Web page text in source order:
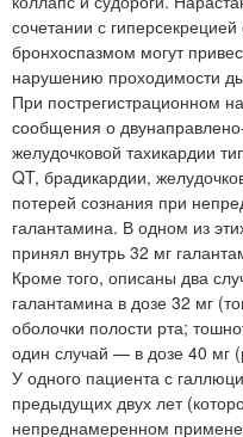
сочетании с
бронхоспазмом могут
нарушению проходимости
При пострегистрационном
сообщения о
желудочковой тахикардии
QT, брадикардии,
потерей сознания при
галантамина. В одном из
принял внутрь 32 мг
Кроме того, описаны два
галантамина в дозе 32 мг
оболочки полости рта;
один случай — в дозе 40 мг
У одного пациента с
предыдущих двух лет
непреднамеренном